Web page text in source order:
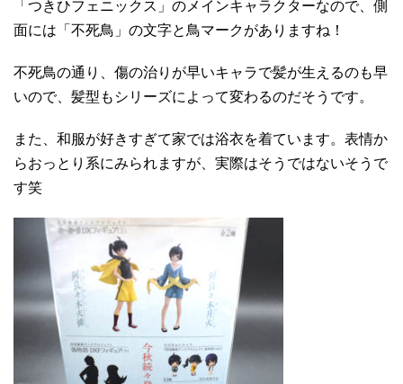
「つきひフェニックス」のメインキャラクターなので、側
面には「不死鳥」の文字と鳥マークがありますね！
不死鳥の通り、傷の治りが早いキャラで髪が生えるのも早
いので、髪型もシリーズによって変わるのだそうです。
また、和服が好きすぎて家では浴衣を着ています。表情か
らおっとり系にみられますが、実際はそうではないそうで
す笑